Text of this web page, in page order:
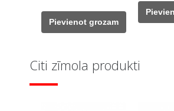
was:
399,00 €.
299,00 €.
Pievienot grozam
was:
205,00 €.
Citi zīmola produkti